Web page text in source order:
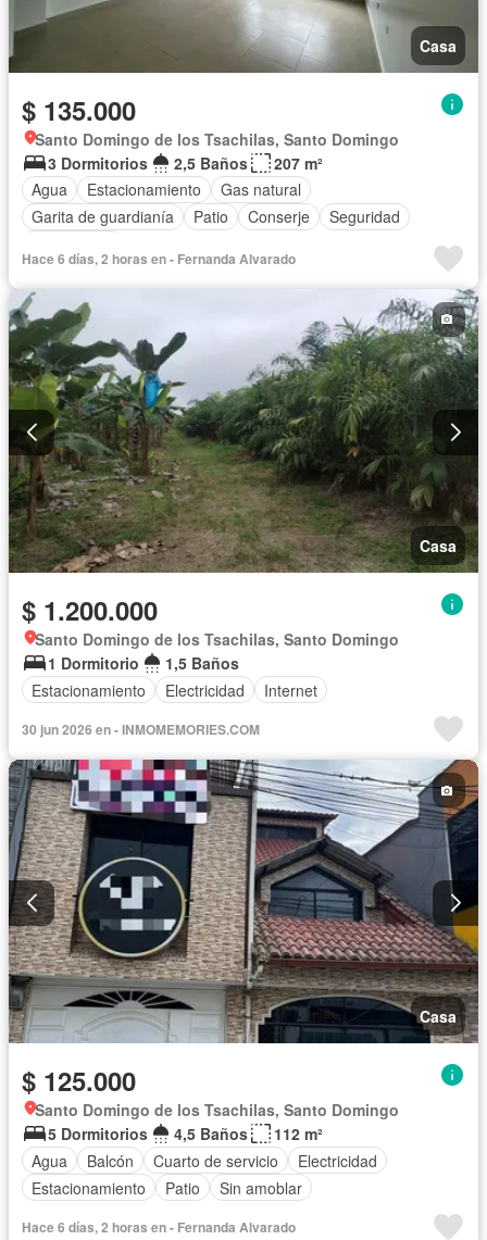
Casa
$ 135.000
Santo Domingo de los Tsachilas, Santo Domingo
3 Dormitorios
2,5 Baños
207 m²
Agua
Estacionamiento
Gas natural
Garita de guardianía
Patio Conserje
Seguridad
Hace 6 días, 2 horas en - Fernanda Alvarado
Casa
$ 1.200.000
Santo Domingo de los Tsachilas, Santo Domingo
1 Dormitorio
1,5 Baños
Estacionamiento
Electricidad Internet
30 jun 2026 en - INMOMEMORIES.COM
Casa
$ 125.000
Santo Domingo de los Tsachilas, Santo Domingo
5 Dormitorios
4,5 Baños
112 m²
Agua
Balcón Cuarto de servicio
Electricidad
Estacionamiento
Patio Sin amoblar
Hace 6 días, 2 horas en - Fernanda Alvarado